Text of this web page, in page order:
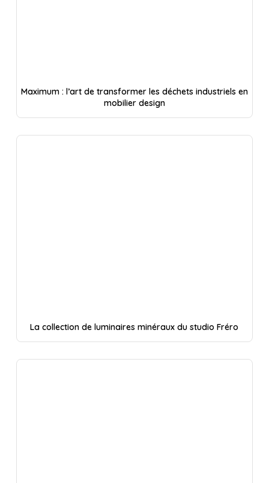
Maximum : l’art de transformer les déchets industriels en
mobilier design
La collection de luminaires minéraux du studio Fréro